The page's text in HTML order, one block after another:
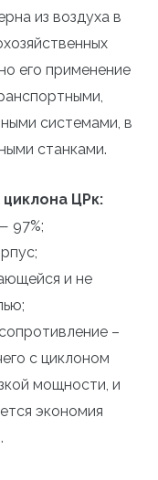
из воздуха в
его применение
системами, в
станками.
ЦРк:
97%;
и не
–
с циклоном
мощности, и
экономия